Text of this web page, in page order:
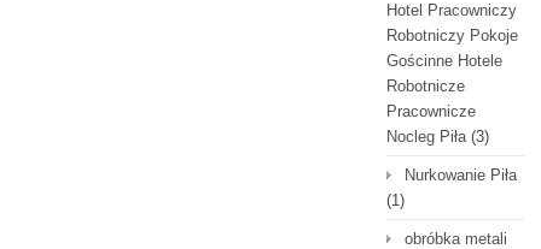
Hotel Pracowniczy
Robotniczy Pokoje
Gościnne Hotele
Robotnicze
Pracownicze
Nocleg Piła(3)
Nurkowanie Piła
(1)
obróbka metali